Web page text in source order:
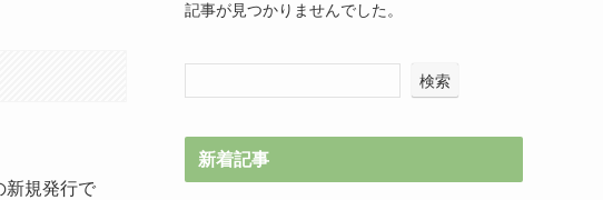
新規発行で
記事が見つかりませんでした。
検索
新着記事